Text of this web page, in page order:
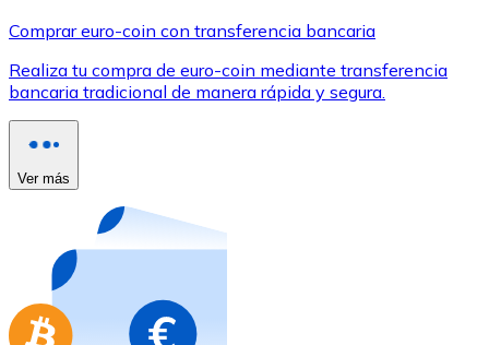
Utiliza tarjetas Visa y Mastercard para comprar
Comprar con tarjeta
Compra tarjetas regalo de tus marcas favoritas con
Ir a la tienda de tarjetas regalo
Comprar euro-coin con transferencia bancaria
Realiza tu compra de euro-coin mediante transferencia
bancaria tradicional de manera rápida y segura.
Ver más